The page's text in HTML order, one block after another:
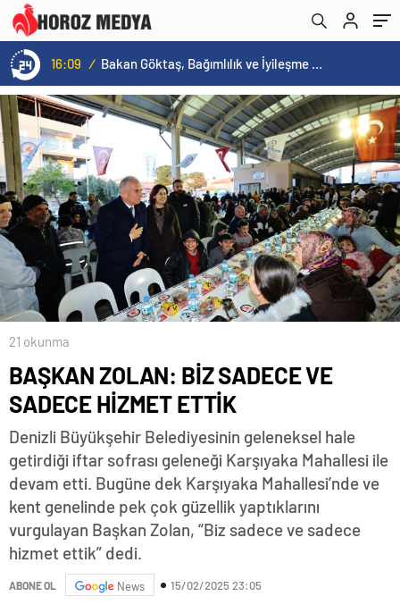
16:09 / Bakan Göktaş, Bağımlılık ve İyileşme Konulu Kadın Forumu’nda konuştu:
21 okunma
BAŞKAN ZOLAN: BİZ SADECE VE
SADECE HİZMET ETTİK
Denizli Büyükşehir Belediyesinin geleneksel hale
getirdiği iftar sofrası geleneği Karşıyaka Mahallesi ile
devam etti. Bugüne dek Karşıyaka Mahallesi’nde ve
kent genelinde pek çok güzellik yaptıklarını
vurgulayan Başkan Zolan, “Biz sadece ve sadece
hizmet ettik” dedi.
ABONE OL News 15/02/2025 23:05